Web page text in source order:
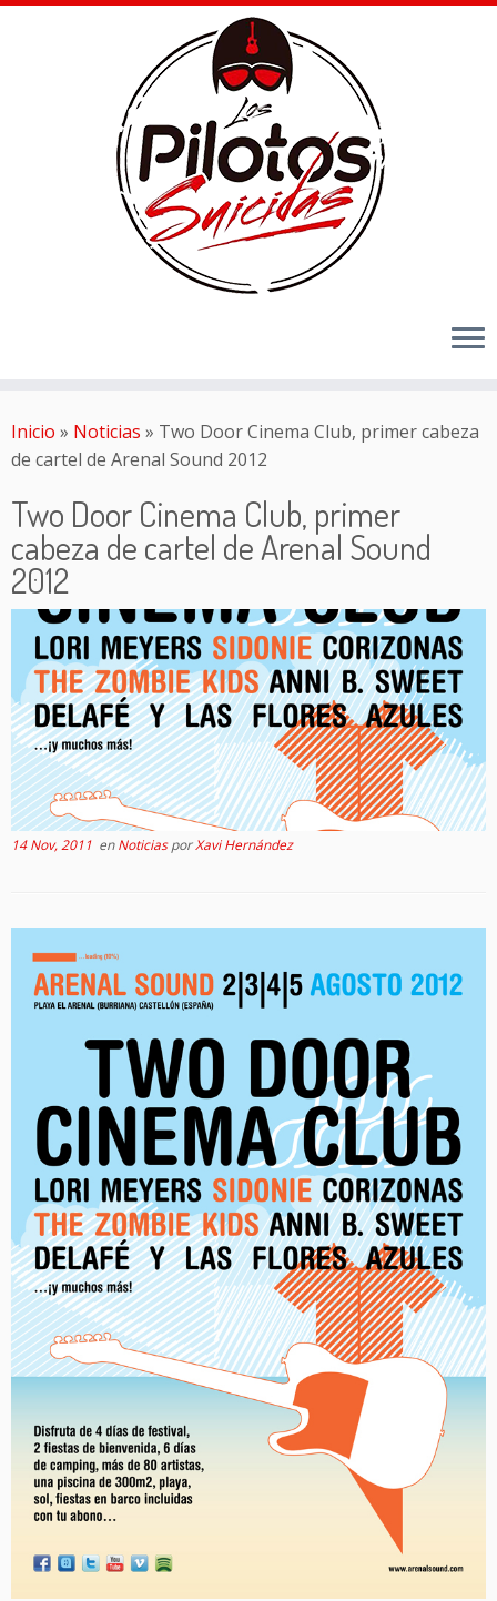
Inicio » Noticias » Two Door Cinema Club, primer cabeza
de cartel de Arenal Sound 2012
Two Door Cinema Club, primer
cabeza de cartel de Arenal Sound
2012
14 Nov, 2011 enNoticiasporXavi Hernández